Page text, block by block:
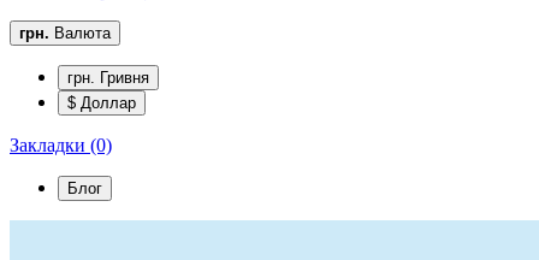
грн. Валюта
грн. Гривня
$ Доллар
Закладки (0)
Блог